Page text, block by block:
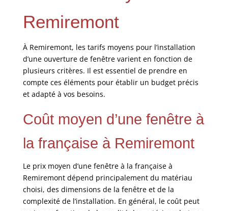
Remiremont
À Remiremont, les tarifs moyens pour l’installation
d’une ouverture de fenêtre varient en fonction de
plusieurs critères. Il est essentiel de prendre en
compte ces éléments pour établir un budget précis
et adapté à vos besoins.
Coût moyen d’une fenêtre à
la française à Remiremont
Le prix moyen d’une fenêtre à la française à
Remiremont dépend principalement du matériau
choisi, des dimensions de la fenêtre et de la
complexité de l’installation. En général, le coût peut